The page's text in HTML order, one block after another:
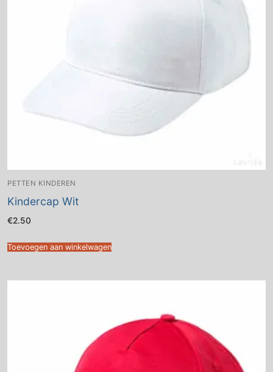
PETTEN KINDEREN
Kindercap Wit
€2.50
Toevoegen aan winkelwagen